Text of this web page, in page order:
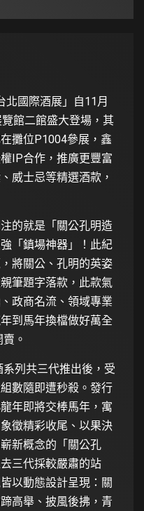
北國際酒展」自11月
館二館盛大登場，其
攤位P1004參展，鑫
IP合作，推廣更豐富
威士忌等精選酒款，
的就是「關公孔明造
「鎮場神器」！此紀
將關公、孔明的英姿
筆題字落款，此款氣
政商名流、領域專業
到馬年換檔做好萬全
。
列共三代推出後，受
數隨即遭秒殺。發行
年即將交棒馬年，寓
徵精彩收尾、以果決
新概念的「關公孔
三代採較嚴肅的站
以動態設計呈現：關
高舉、披風後拂，青